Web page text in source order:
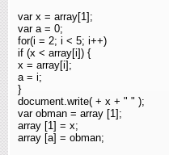
var x = array[1];
var a = 0;
for(i = 2; i < 5; i++)
if (x < array[i]) {
x = array[i];
a = i;
}
document.write( + x + " " );
var obman = array [1];
array [1] = x;
array [a] = obman;